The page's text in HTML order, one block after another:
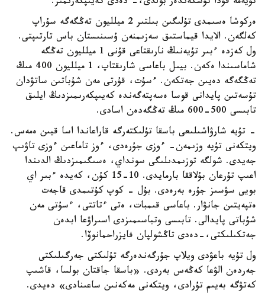
ەركوشا ەسىمدى تۇلىگىن بىلتىر 2 ميلليون تەڭگەگە سۇراپ
كەلگەن. الايدا قيماستىق سەزىمنەن ۇسىنىستان باس تارتىپتى.
ول كەزدە ءبىر تۇيەنىڭ نارىقتاعى قۇنى 1 ميلليون تەڭگە
شاماسىندا ەكەن. بيىل باعاسى شارىقتاپ، 1 ميلليون 400 مىڭ
تەڭگەگە دەيىن جەتكەن. ءسۇت، قۇرتى مەن شۇباتىن ساتۋدان
تۇسەتىن پايدانى قوسا ەسەپتەگەندە كەيىپكەرىمىزدىڭ ايلىق
تابىسى 500-600 مىڭ تەڭگەدەن اسادى.
- تۇيە شارۋاشىلىعى باسقا تۇلىكتەرگە قاراعاندا اسا قيىن ەمەس.
ويتكەنى تۇيە وزىمەن- ءوزى جۇرەدى، ءوز تاماعىن ءوزى تاۋىپ
جەيدى. شولگە توزىمدىلىگى سونداي، ەسىگىمىزدىڭ الدىندا
اعىپ تۇرعان بۇلاققا بارمايدى. 10-15 كۇن، كەيدە ءبىر اي
بويى سۋسىز جۇرە بەرەدى. بۇل - كوپ كۇتىمدى قاجەت
ەتپەيتىن جانۋار. باعاسى قىمبات، ەتى ءتاتتى، ءسۇتى مەن
شۇباتى پايدالى. تابىسى وتباسىمىزدى اسىراۋعا ابدەن
جەتكىلىكتى،-دەدى تاڭشولپان فايزراحمانوۆا.
ول تۇيە باعۋدى ويلاپ جۇرگەندەرگە تۇلىكتى جەرگىلىكتى
جەردەن الۋعا كەڭەس بەردى. «باسقا جاقتان بولسا، قاشىپ
كەتۋگە بەيىم تۇرادى، ويتكەنى مەكەنىن ساعىنادى» دەيدى.